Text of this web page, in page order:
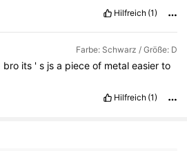
Hilfreich (1)
Farbe: Schwarz / Größe: D
bro its 's jsa pieceof metaleasierto
Hilfreich (1)